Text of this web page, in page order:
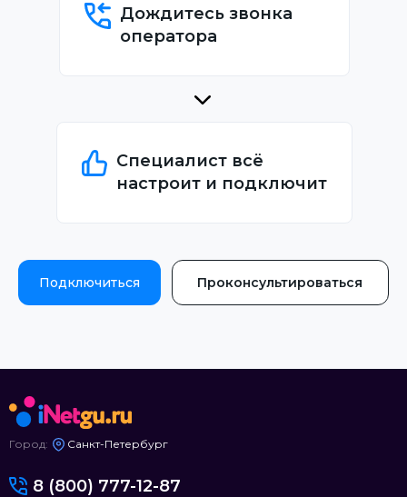
Дождитесь звонка
оператора
Специалист всё
настроит и подключит
Подключиться Проконсультироваться
Город: Санкт-Петербург
8 (800) 777-12-87